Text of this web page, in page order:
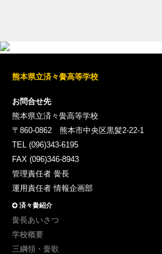
熊本県立済々黌高等学校
お問合せ先
熊本県立済々黌高等学校
〒860-0862 熊本市中央区黒髪2-22-1
TEL (096)343-6195
FAX (096)346-8943
管理責任者 黌長
運用責任者 情報企画部
済々黌紹介
黌長あいさつ
学校概要
三綱領・黌歌